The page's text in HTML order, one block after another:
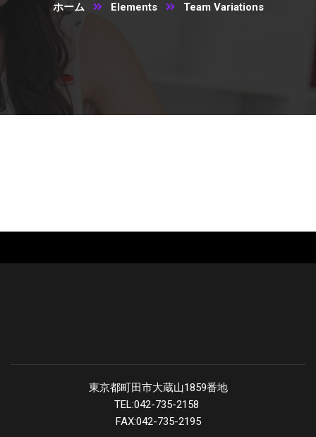
ホーム Elements Team Variations
東京都町田市大蔵山1859番地
TEL:042-735-2158
FAX:042-735-2195